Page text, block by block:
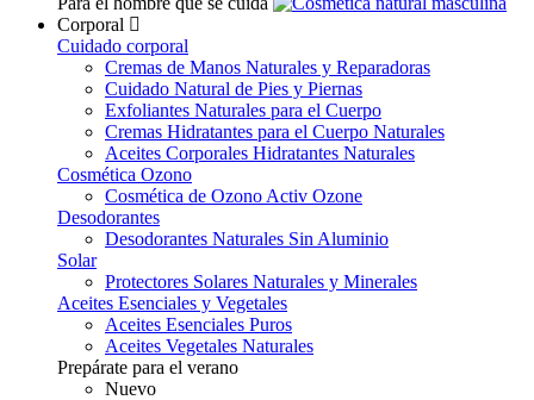
Corporal
Cuidado corporal
Cremas de Manos Naturales y Reparadoras
Cuidado Natural de Pies y Piernas
Exfoliantes Naturales para el Cuerpo
Cremas Hidratantes para el Cuerpo Naturales
Aceites Corporales Hidratantes Naturales
Cosmética Ozono
Cosmética de Ozono Activ Ozone
Desodorantes
Desodorantes Naturales Sin Aluminio
Solar
Protectores Solares Naturales y Minerales
Aceites Esenciales y Vegetales
Aceites Esenciales Puros
Aceites Vegetales Naturales
Prepárate para el verano
Nuevo